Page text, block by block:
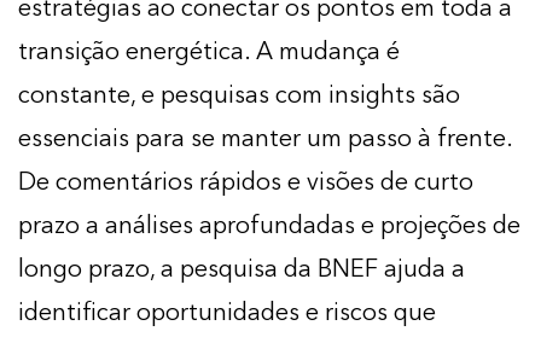
estratégias ao conectar os pontos em toda a
transição energética. A mudança é
constante, e pesquisas com insights são
essenciais para se manter um passo à frente.
De comentários rápidos e visões de curto
prazo a análises aprofundadas e projeções de
longo prazo, a pesquisa da BNEF ajuda a
identificar oportunidades e riscos que